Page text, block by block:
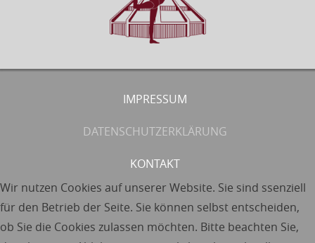
IMPRESSUM
DATENSCHUTZERKLÄRUNG
KONTAKT
Wir nutzen Cookies auf unserer Website. Sie sind ssenziell
für den Betrieb der Seite. Sie können selbst entscheiden,
ob Sie die Cookies zulassen möchten. Bitte beachten Sie,